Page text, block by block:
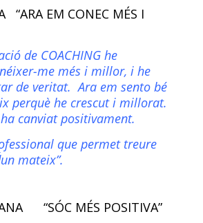
“ARA EM CONEC MÉS I
de COACHING he
me més i millor, i he
de veritat. Ara em sento bé
perquè he crescut i millorat.
canviat positivament.
que permet treure
mateix”.
“SÓC MÉS POSITIVA”